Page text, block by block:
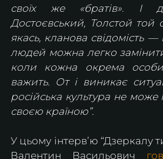
своїх же «братів». І
Достоєвський, Толстой
якась, кланова свідомість
людей можна легко
коли кожна окрема
важить. От і виникає
російська культура не може
своєю країною”.
У цьому інтервʼю “Дзеркалу
Валентин Васильович